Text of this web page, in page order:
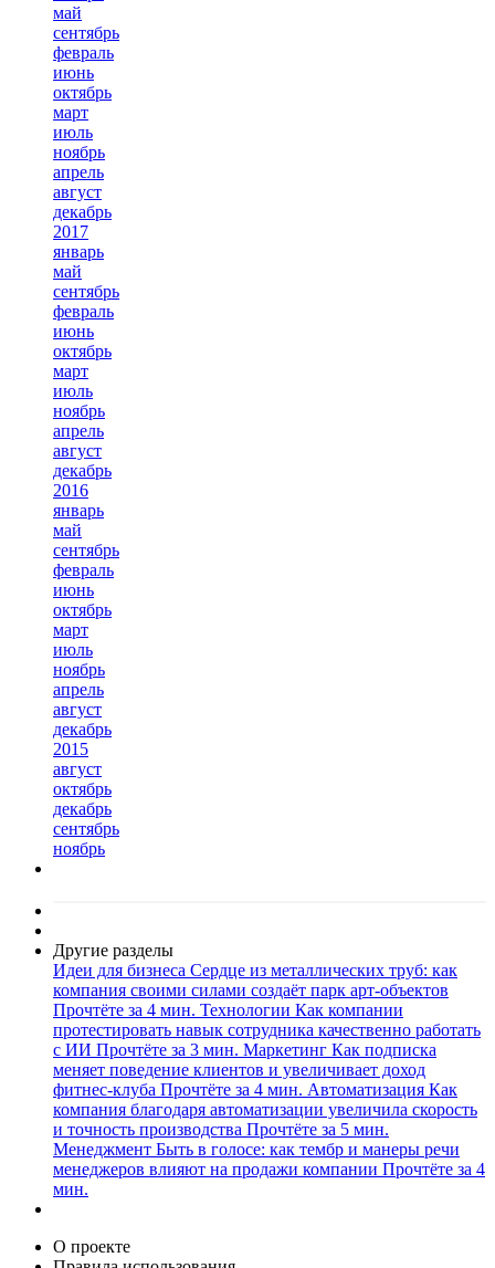
май
сентябрь
февраль
июнь
октябрь
март
июль
ноябрь
апрель
август
декабрь
2017
январь
май
сентябрь
февраль
июнь
октябрь
март
июль
ноябрь
апрель
август
декабрь
2016
январь
май
сентябрь
февраль
июнь
октябрь
март
июль
ноябрь
апрель
август
декабрь
2015
август
октябрь
декабрь
сентябрь
ноябрь
Другие разделы
Идеи для бизнеса Сердце из металлических труб: как
компания своими силами создаёт парк арт-объектов
Прочтёте за 4 мин. Технологии Как компании
протестировать навык сотрудника качественно работать
с ИИ Прочтёте за 3 мин. Маркетинг Как подписка
меняет поведение клиентов и увеличивает доход
фитнес-клуба Прочтёте за 4 мин. Автоматизация Как
компания благодаря автоматизации увеличила скорость
и точность производства Прочтёте за 5 мин.
Менеджмент Быть в голосе: как тембр и манеры речи
менеджеров влияют на продажи компании Прочтёте за 4
мин.
О проекте